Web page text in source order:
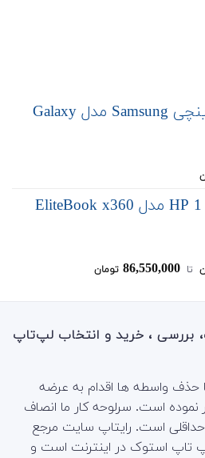
لپ تاپ 15 اینچی Samsung مدل Galaxy
لپ تاپ 2 در 1 HP مدل EliteBook x360
‌ تا ‌ 86,550,000 تومان
بررسی ، خرید و انتخاب لپ‌تاپ
حذف واسطه ها اقدام به عرضه
نموده است. سرلوحه کار ما انصاف
است. رایتاپ سایت مرجع
استوک در اینترنت است و